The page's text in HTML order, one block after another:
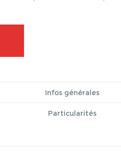
Infos générales
Particularités